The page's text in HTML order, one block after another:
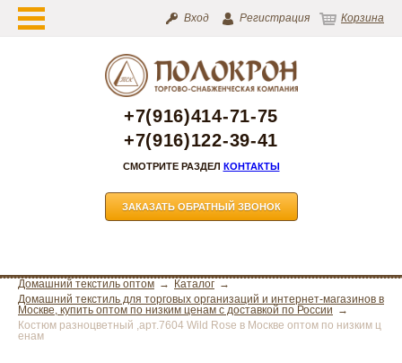
Вход Регистрация Корзина
+7(916)414-71-75
+7(916)122-39-41
СМОТРИТЕ РАЗДЕЛ КОНТАКТЫ
ЗАКАЗАТЬ ОБРАТНЫЙ ЗВОНОК
Домашний текстиль оптом
Каталог
Домашний текстиль для торговых организаций и интернет-магазинов в
Москве, купить оптом по низким ценам с доставкой по России
Костюм разноцветный ,арт.7604 Wild Rose в Москве оптом по низким ц
енам